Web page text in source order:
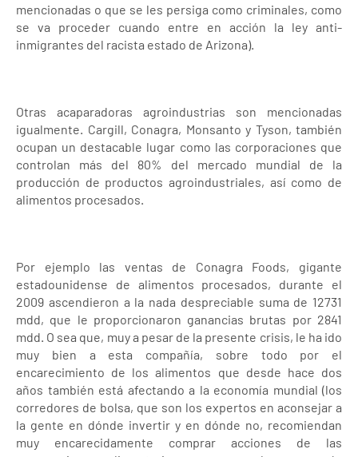
mencionadas o que se les persiga como criminales, como
se va proceder cuando entre en acción la ley anti-
inmigrantes del racista estado de Arizona).
Otras acaparadoras agroindustrias son mencionadas
igualmente. Cargill, Conagra, Monsanto y Tyson, también
ocupan un destacable lugar como las corporaciones que
controlan más del 80% del mercado mundial de la
producción de productos agroindustriales, así como de
alimentos procesados.
Por ejemplo las ventas de Conagra Foods, gigante
estadounidense de alimentos procesados, durante el
2009 ascendieron a la nada despreciable suma de 12731
mdd, que le proporcionaron ganancias brutas por 2841
mdd. O sea que, muy a pesar de la presente crisis, le ha ido
muy bien a esta compañía, sobre todo por el
encarecimiento de los alimentos que desde hace dos
años también está afectando a la economía mundial (los
corredores de bolsa, que son los expertos en aconsejar a
la gente en dónde invertir y en dónde no, recomiendan
muy encarecidamente comprar acciones de las